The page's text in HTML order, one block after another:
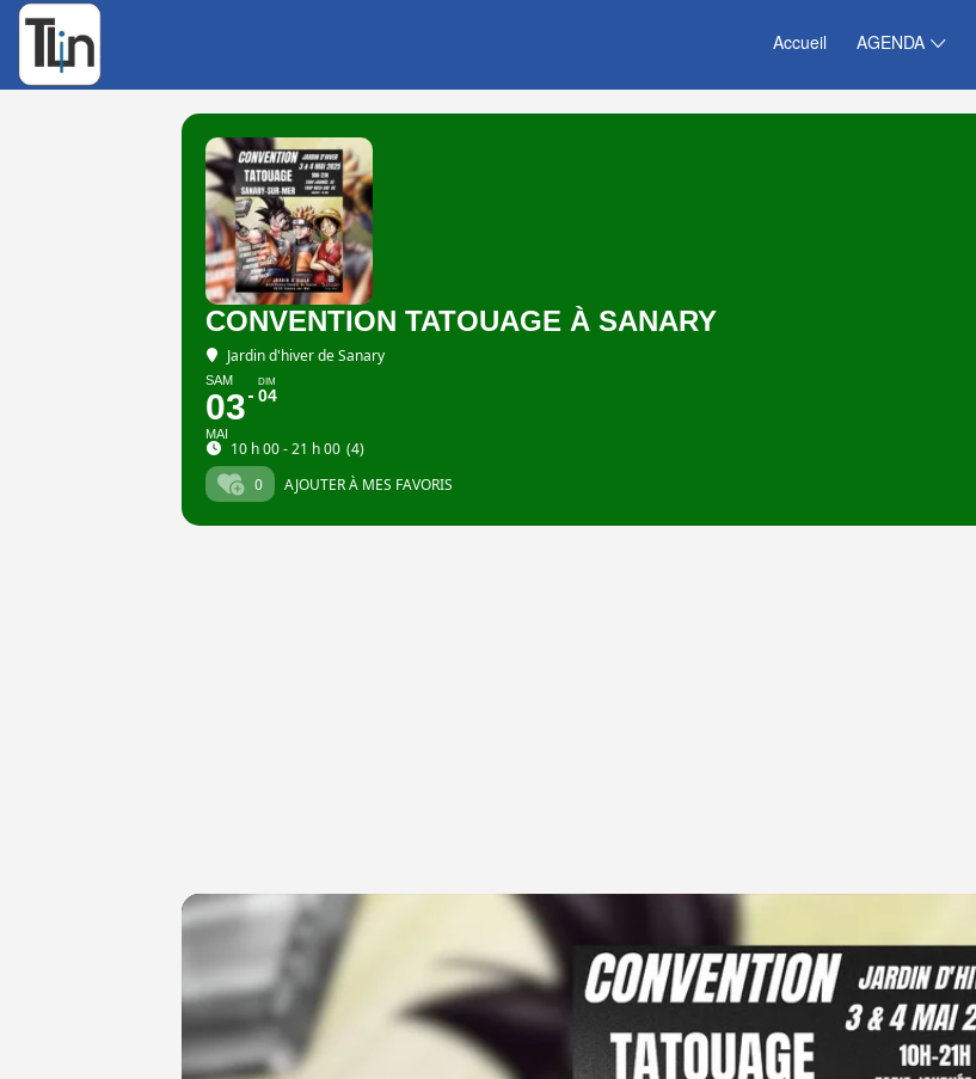
Accueil AGENDA
Rechercher
CONVENTION TATOUAGE À SANARY
Jardin d'hiver de Sanary
SAM
03
MAI
DIM
04
10 h 00 - 21 h 00 (4)
0
AJOUTER À MES FAVORIS